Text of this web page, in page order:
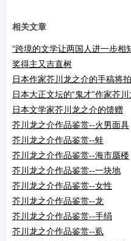
相关文章
“跨境的文学让两国人进一步
奖得主又吉直树
日本作家芥川龙之介的手稿将
日本大正文坛的“鬼才”作家芥
日本文学家芥川龙之介的馈赠
芥川龙之介作品鉴赏--火男面具
芥川龙之介作品鉴赏--蛙
芥川龙之介作品鉴赏--海市蜃楼
芥川龙之介作品鉴赏--一块地
芥川龙之介作品鉴赏--女性
芥川龙之介作品鉴赏--龙
芥川龙之介作品鉴赏--手绢
芥川龙之介作品鉴赏--虱